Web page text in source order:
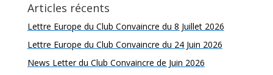
Articles récents
Lettre Europe du Club Convaincre du 8 Juillet 2026
Lettre Europe du Club Convaincre du 24 Juin 2026
News Letter du Club Convaincre de Juin 2026